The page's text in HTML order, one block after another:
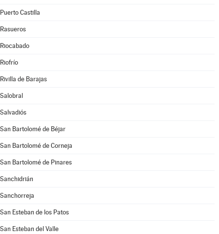
Puerto Castilla
Rasueros
Riocabado
Riofrío
Rivilla de Barajas
Salobral
Salvadiós
San Bartolomé de Béjar
San Bartolomé de Corneja
San Bartolomé de Pinares
Sanchidrián
Sanchorreja
San Esteban de los Patos
San Esteban del Valle